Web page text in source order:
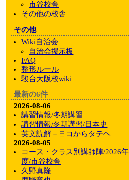
市谷校舎
その他の校舎
その他
Wiki自治会
自治会掲示板
FAQ
整形ルール
駿台大阪校wiki
最新の6件
2026-08-06
講習情報/冬期講習
講習情報/冬期講習/日本史
英文読解－ヨコからタテヘ
2026-08-05
コース・クラス別講師陣/2026年
度/市谷校舎
久野真隆